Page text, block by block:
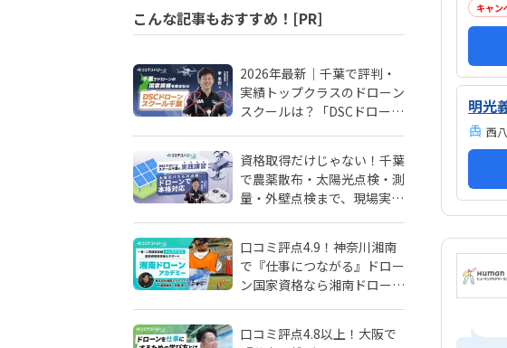
こんな記事もおすすめ！[PR]
2026年最新｜千葉で評判・
実績トップクラスのドローン
スクールは？「DSCドローン
資格取得だけじゃない！千葉
で農薬散布・太陽光点検・測
量・外壁点検まで、現場実務
口コミ評点4.9！神奈川湘南
で『仕事につながる』ドロー
ン国家資格なら湘南ドローン
口コミ評点4.8以上！大阪で
キャン
明光
西